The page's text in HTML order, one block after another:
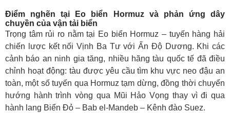
Điểm nghẽn tại Eo biển Hormuz và phản ứng dây
chuyền của vận tải biển
Trọng tâm rủi ro nằm tại Eo biển Hormuz – tuyến hàng hải
chiến lược kết nối Vịnh Ba Tư với Ấn Độ Dương. Khi các
cảnh báo an ninh gia tăng, nhiều hãng tàu quốc tế đã điều
chỉnh hoạt động: tàu được yêu cầu tìm khu vực neo đậu an
toàn, một số tuyến qua Hormuz tạm dừng, đồng thời chuyển
hướng hành trình vòng qua Mũi Hảo Vọng thay vì đi qua
hành lang Biển Đỏ – Bab el-Mandeb – Kênh đào Suez.